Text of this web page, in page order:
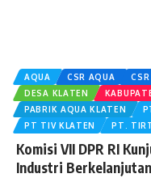
AQUA CSR AQUA
DESA KLATEN
PABRIK AQUA KLATEN
PT TIV KLATEN
PT.
Komisi VII DPR RI
Industri